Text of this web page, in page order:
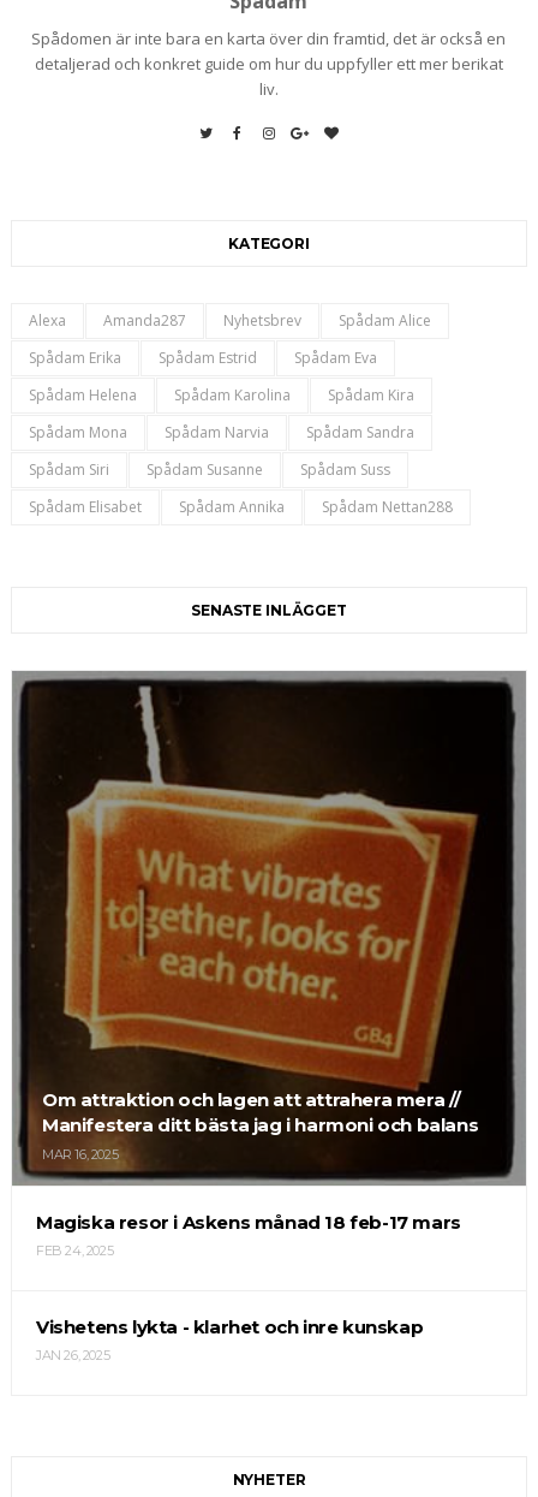
Spådomen är inte bara en karta över din framtid, det är också en
detaljerad och konkret guide om hur du uppfyller ett mer berikat
liv.
KATEGORI
Alexa Amanda287 Nyhetsbrev
Spådam Alice
Spådam Erika
Spådam Estrid
Spådam Eva
Spådam Helena
Spådam Karolina
Spådam Kira
Spådam Mona
Spådam Narvia
Spådam Sandra
Spådam Siri
Spådam Susanne
Spådam Suss
Spådam Elisabet
Spådam Annika Spådam Nettan288
SENASTE INLÄGGET
Om attraktion och lagen att attrahera mera //
Manifestera ditt bästa jag i harmoni och balans
MAR 16, 2025
Magiska resor i Askens månad 18 feb-17 mars
FEB 24, 2025
Vishetens lykta - klarhet och inre kunskap
JAN 26, 2025
NYHETER